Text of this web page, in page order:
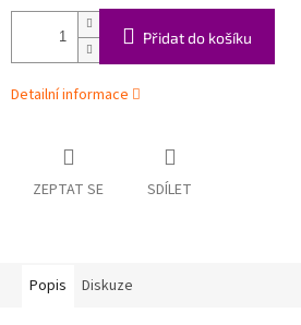
Přidat do košíku
Detailní informace
ZEPTAT SE SDÍLET
Popis Diskuze